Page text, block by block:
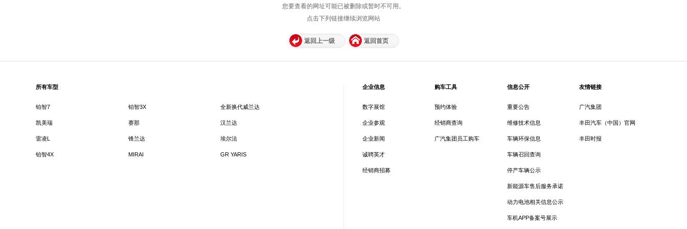
您要查看的网址可能已被删除或暂时不可用。
点击下列链接继续浏览网站
返回上一级 返回首页
所有车型
铂智7 铂智3X 全新换代威兰达
凯美瑞 赛那 汉兰达
雷凌L 锋兰达 埃尔法
铂智4X MIRAI GR YARIS
企业信息
数字展馆
企业参观
企业新闻
诚聘英才
经销商招募
购车工具
预约体验
经销商查询
广汽集团员工购车
信息公开
重要公告
维修技术信息
车辆环保信息
车辆召回查询
停产车辆公示
新能源车售后服务承诺
动力电池相关信息公示
车机APP备案号展示
友情链接
广汽集团
丰田汽车（中国）官网
丰田时报